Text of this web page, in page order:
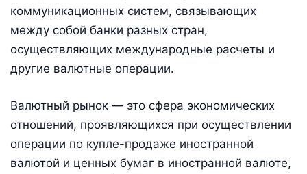
коммуникационных систем, связывающих
между собой банки разных стран,
осуществляющих международные расчеты и
другие валютные операции.
Валютный рынок — это сфера экономических
отношений, проявляющихся при осуществлении
операции по купле-продаже иностранной
валютой и ценных бумаг в иностранной валюте,